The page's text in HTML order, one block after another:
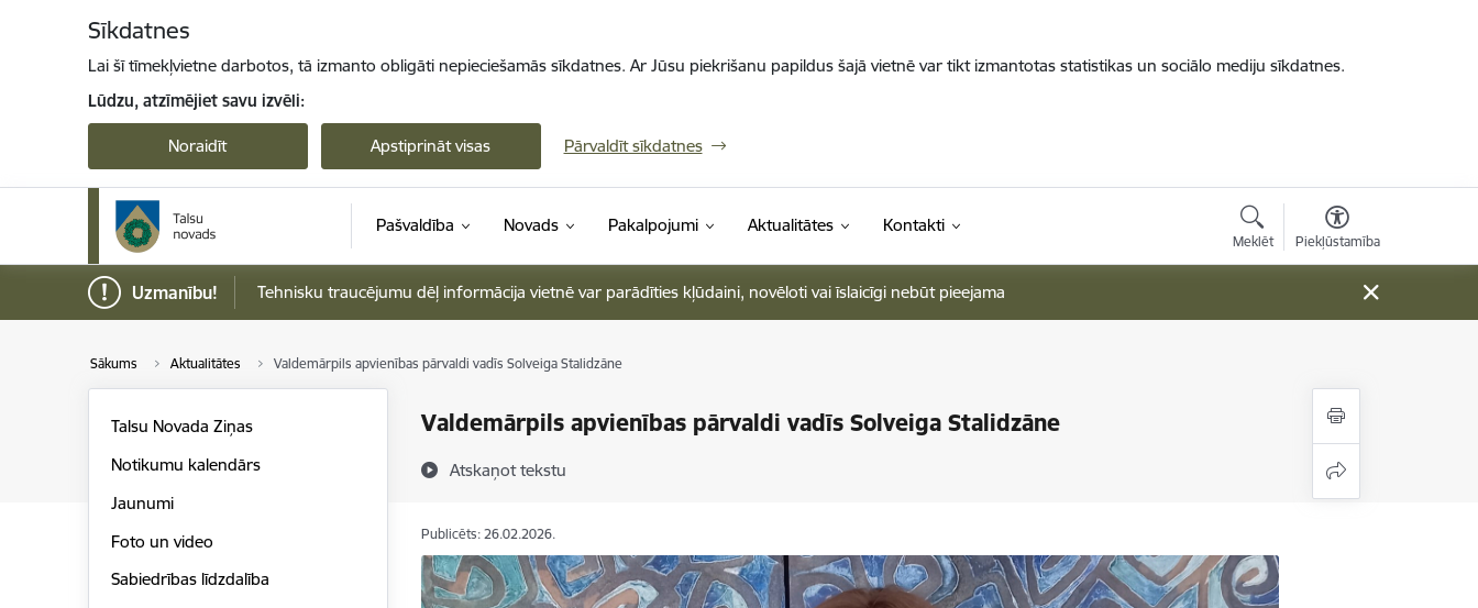
Sīkdatnes
Lai šī tīmekļvietne darbotos, tā izmanto obligāti nepieciešamās sīkdatnes. Ar Jūsu piekrišanu papildus šajā vietnē var tikt izmantotas statistikas un sociālo mediju sīkdatnes.
Lūdzu, atzīmējiet savu izvēli:
Noraidīt Apstiprināt visas Pārvaldīt sīkdatnes
Pašvaldība Novads Pakalpojumi Aktualitātes Kontakti
Meklēt Piekļūstamība
Uzmanību! Tehnisku traucējumu dēļ informācija vietnē var parādīties kļūdaini, novēloti vai īslaicīgi nebūt pieejama
Sākums Aktualitātes Valdemārpils apvienības pārvaldi vadīs Solveiga Stalidzāne
Valdemārpils apvienības pārvaldi vadīs Solveiga Stalidzāne
Atskaņot tekstu
Talsu Novada Ziņas
Notikumu kalendārs
Jaunumi
Foto un video
Sabiedrības līdzdalība
Publicēts: 26.02.2026.